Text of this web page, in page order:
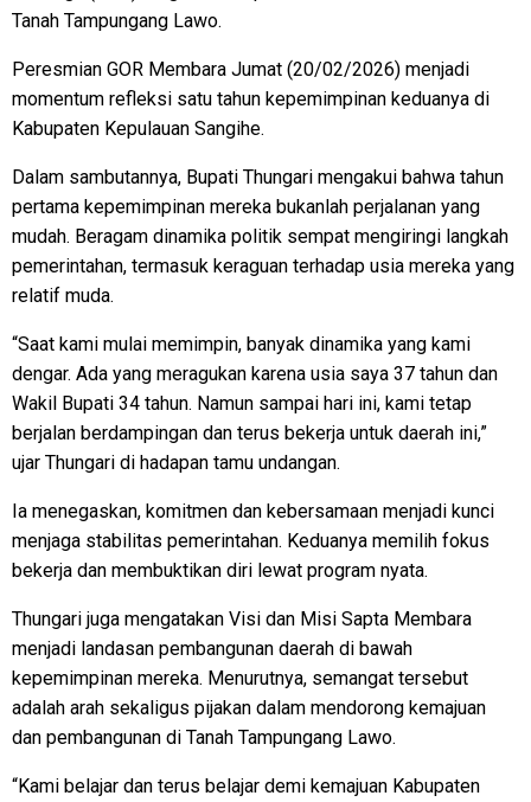
Tanah Tampungang Lawo.
Peresmian GOR Membara Jumat (20/02/2026) menjadi
momentum refleksi satu tahun kepemimpinan keduanya di
Kabupaten Kepulauan Sangihe.
Dalam sambutannya, Bupati Thungari mengakui bahwa tahun
pertama kepemimpinan mereka bukanlah perjalanan yang
mudah. Beragam dinamika politik sempat mengiringi langkah
pemerintahan, termasuk keraguan terhadap usia mereka yang
relatif muda.
“Saat kami mulai memimpin, banyak dinamika yang kami
dengar. Ada yang meragukan karena usia saya 37 tahun dan
Wakil Bupati 34 tahun. Namun sampai hari ini, kami tetap
berjalan berdampingan dan terus bekerja untuk daerah ini,”
ujar Thungari di hadapan tamu undangan.
Ia menegaskan, komitmen dan kebersamaan menjadi kunci
menjaga stabilitas pemerintahan. Keduanya memilih fokus
bekerja dan membuktikan diri lewat program nyata.
Thungari juga mengatakan Visi dan Misi Sapta Membara
menjadi landasan pembangunan daerah di bawah
kepemimpinan mereka. Menurutnya, semangat tersebut
adalah arah sekaligus pijakan dalam mendorong kemajuan
dan pembangunan di Tanah Tampungang Lawo.
“Kami belajar dan terus belajar demi kemajuan Kabupaten